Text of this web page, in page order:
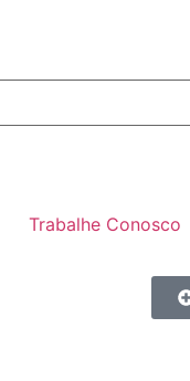
Trabalhe Conosco